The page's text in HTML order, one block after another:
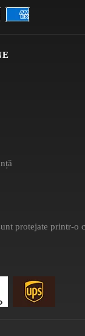
protejate printr-o